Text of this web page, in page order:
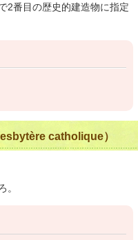
2番目の歴史的建造物に指定
catholique）
。